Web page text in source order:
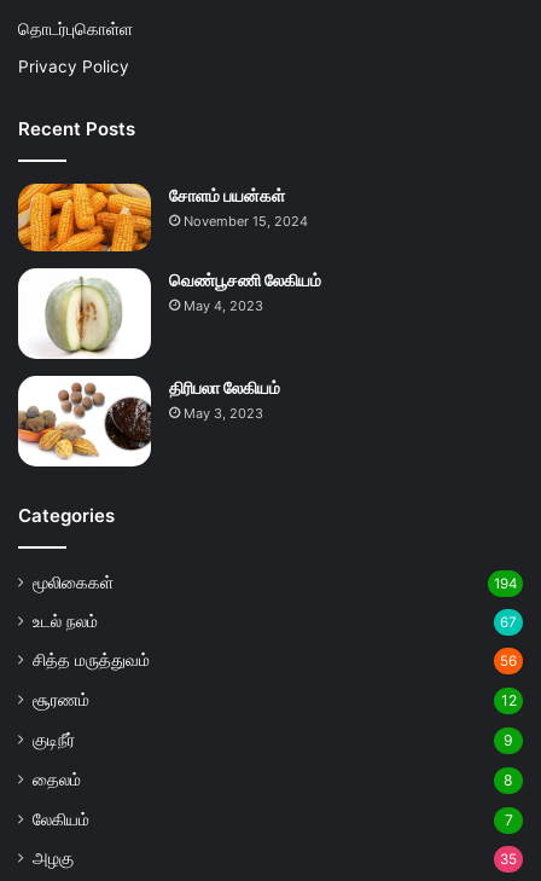
தொடர்புகொள்ள
Privacy Policy
Recent Posts
சோளம் பயன்கள்
November 15, 2024
வெண்பூசணி லேகியம்
May 4, 2023
திரிபலா லேகியம்
May 3, 2023
Categories
மூலிகைகள் 194
உடல் நலம் 67
சித்த மருத்துவம் 56
சூரணம் 12
குடிநீர் 9
தைலம் 8
லேகியம் 7
அழகு 35